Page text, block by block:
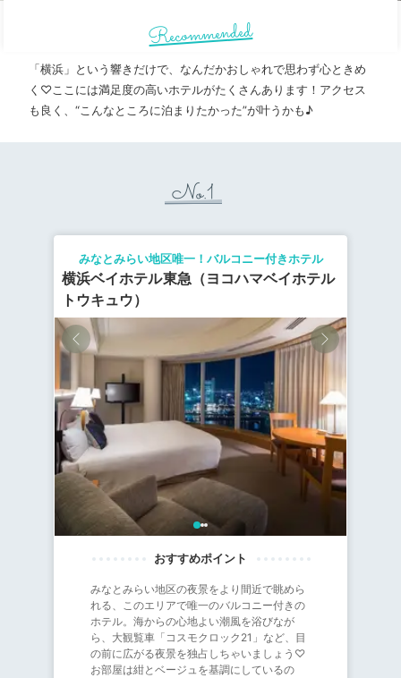
Recommended
「横浜」という響きだけで、なんだかおしゃれで思わず心ときめ
く♡ここには満足度の高いホテルがたくさんあります！アクセス
も良く、“こんなところに泊まりたかった”が叶うかも♪
No.1
横浜ベイホテル東急（ヨコハマベイホテル
トウキュウ）
みなとみらい地区唯一！バルコニー付きホテル
みなとみらい地区の夜景をより間近で眺めら
れる、このエリアで唯一のバルコニー付きの
ホテル。海からの心地よい潮風を浴びなが
ら、大観覧車「コスモクロック21」など、目
の前に広がる夜景を独占しちゃいましょう♡
お部屋は紺とベージュを基調にしているの